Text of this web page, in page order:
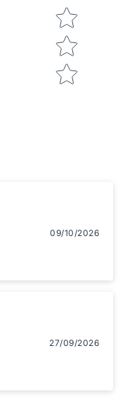
09/10/2026
27/09/2026